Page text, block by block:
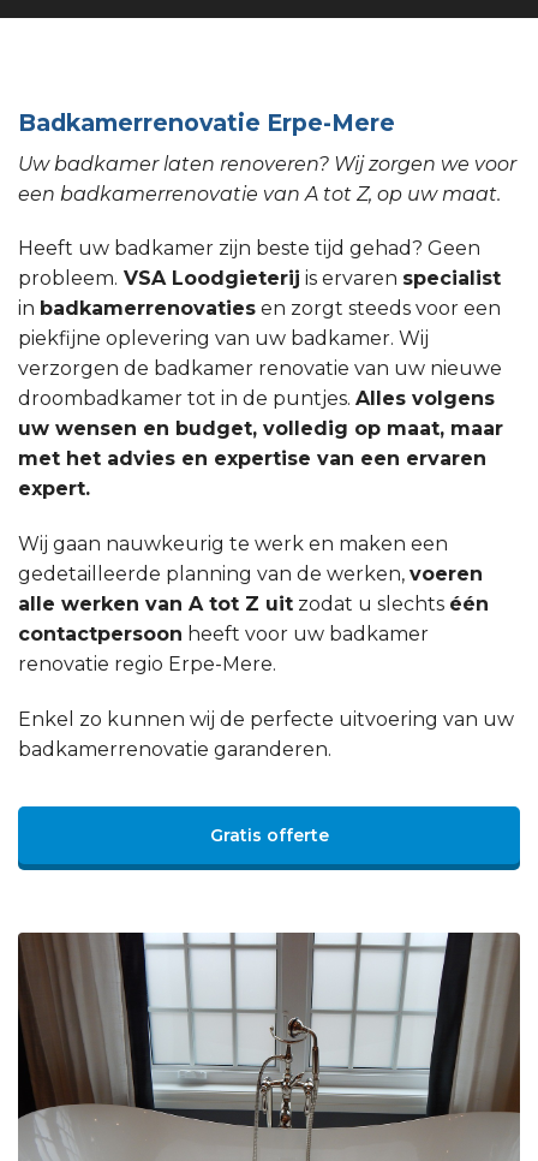
Badkamerrenovatie Erpe-Mere
Uw badkamer laten renoveren? Wij zorgen we voor
een badkamerrenovatie van A tot Z, op uw maat.
Heeft uw badkamer zijn beste tijd gehad? Geen
probleem. VSA Loodgieterij is ervaren specialist
in badkamerrenovaties en zorgt steeds voor een
piekfijne oplevering van uw badkamer. Wij
verzorgen de badkamer renovatie van uw nieuwe
droombadkamer tot in de puntjes. Alles volgens
uw wensen en budget, volledig op maat, maar
met het advies en expertise van een ervaren
expert.
Wij gaan nauwkeurig te werk en maken een
gedetailleerde planning van de werken, voeren
alle werken van A tot Z uit zodat u slechts één
contactpersoon heeft voor uw badkamer
renovatie regio Erpe-Mere.
Enkel zo kunnen wij de perfecte uitvoering van uw
badkamerrenovatie garanderen.
Gratis offerte